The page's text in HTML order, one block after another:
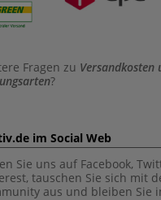
Fragen zu Versandkosten
?
im Social Web
Sie uns auf Facebook,
tauschen Sie sich mit
aus und bleiben Sie